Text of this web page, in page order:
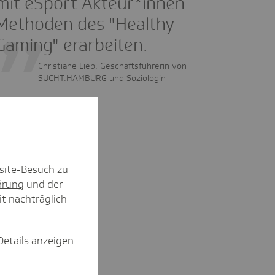
des "Healthy
erarbeiten.
Christiane Lieb, Geschäftsführerin von
SUCHT.HAMBURG und Soziologin
Besuch zu
und der
nachträglich
anzeigen